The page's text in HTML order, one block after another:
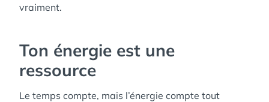
vraiment.
Ton énergie est une
ressource
Le temps compte, mais l’énergie compte tout